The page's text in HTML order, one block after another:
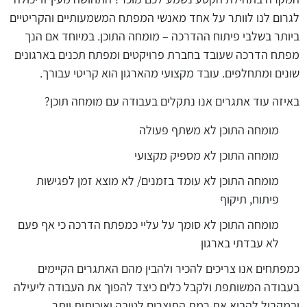
לגרום לנו לוותר על אחד מאנשי המפתח המשמעותיים והקריטיים
ביותר בשלבי פיתוח ההדרכה – מומחה התוכן. במיוחד אם הנך
מפתח הדרכה שעובד בחברת פרויקטים ומפתח תכנים בארגונים
שונים ומתחלפים. עובד מקצועי מהארגון הוא קריטי עבורך.
באיזה עוד אתגרים אנו נתקלים בעבודה עם מומחה תוכן?
מומחה התוכן לא משתף פעולה
מומחה התוכן לא מספיק מקצועי
מומחה התוכן לא עומד בזמנים/ לא מוצא זמן לפגישות
פיתוח, תיקוף
מומחה התוכן לא סומך על עליי כמפתח הדרכה כי אף פעם
לא עבדתי בארגון
כמפתחים אנו צריכים להכיר ולהבין מהם האתגרים הקיימים
בעבודה המשותפת ולקבל כלים כיצד להפוך את העבודה ליעילה